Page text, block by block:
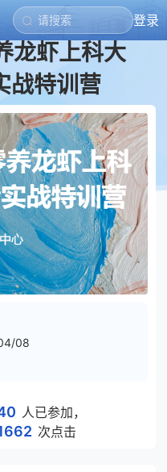
登录
龙虾上科大
战特训营
08
人已参加，
次点击